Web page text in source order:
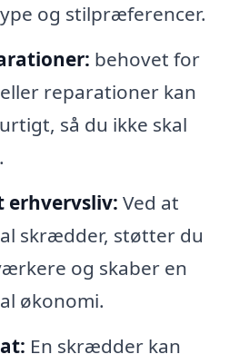
og stilpræferencer.
behovet for
reparationer kan
så du ikke skal
erhvervsliv: Ved at
skrædder, støtter du
og skaber en
økonomi.
En skrædder kan